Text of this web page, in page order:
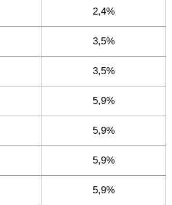
2,4%
3,5%
3,5%
5,9%
5,9%
5,9%
5,9%